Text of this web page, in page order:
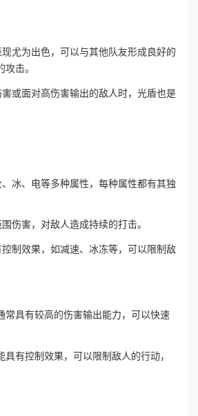
尤为出色，可以与其他队友形成良好的
击。
或面对高伤害输出的敌人时，光盾也是
冰、电等多种属性，每种属性都有其独
伤害，对敌人造成持续的打击。
制效果，如减速、冰冻等，可以限制敌
常具有较高的伤害输出能力，可以快速
具有控制效果，可以限制敌人的行动，